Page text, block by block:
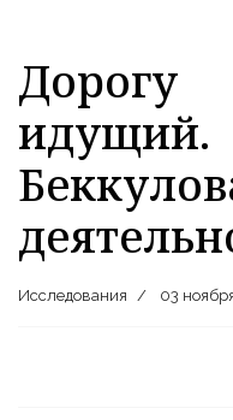
Исследования 03